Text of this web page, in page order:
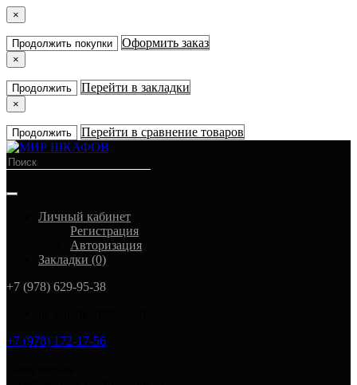
×
Продолжить покупки Оформить заказ
×
Продолжить Перейти в закладки
×
Продолжить Перейти в сравнение товаров
Личный кабинет
Регистрация
Авторизация
Закладки (0)
+7 (978) 629-95-38
+7 (978) 172-17-56